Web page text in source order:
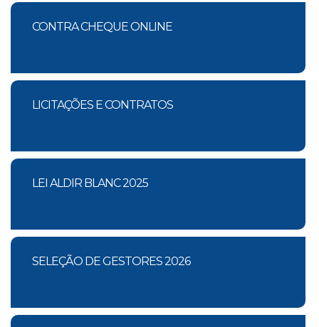
CONTRA CHEQUE ONLINE
LICITAÇÕES E CONTRATOS
LEI ALDIR BLANC 2025
SELEÇÃO DE GESTORES 2026